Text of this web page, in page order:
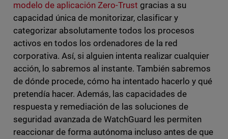
modelo de aplicación Zero-Trust gracias a su
capacidad única de monitorizar, clasificar y
categorizar absolutamente todos los procesos
activos en todos los ordenadores de la red
corporativa. Así, si alguien intenta realizar cualquier
acción, lo sabremos al instante. También sabremos
de dónde procede, cómo ha intentado hacerlo y qué
pretendía hacer. Además, las capacidades de
respuesta y remediación de las soluciones de
seguridad avanzada de WatchGuard les permiten
reaccionar de forma autónoma incluso antes de que